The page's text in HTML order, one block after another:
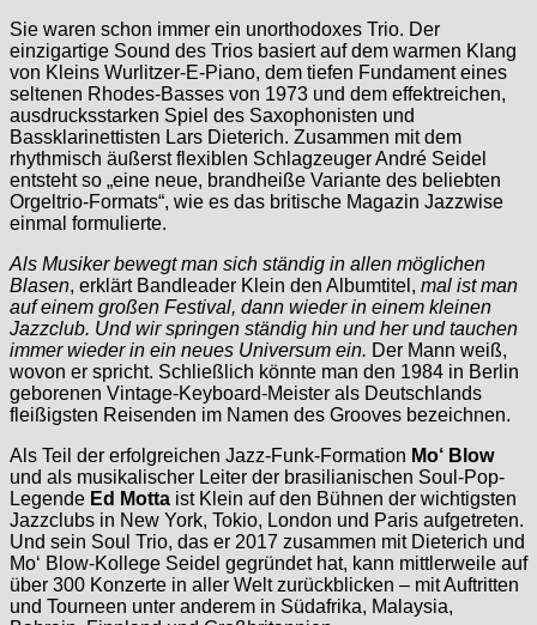
Sie waren schon immer ein unorthodoxes Trio. Der
einzigartige Sound des Trios basiert auf dem warmen Klang
von Kleins Wurlitzer-E-Piano, dem tiefen Fundament eines
seltenen Rhodes-Basses von 1973 und dem effektreichen,
ausdrucksstarken Spiel des Saxophonisten und
Bassklarinettisten Lars Dieterich. Zusammen mit dem
rhythmisch äußerst flexiblen Schlagzeuger André Seidel
entsteht so „eine neue, brandheiße Variante des beliebten
Orgeltrio-Formats“, wie es das britische Magazin Jazzwise
einmal formulierte.
Als Musiker bewegt man sich ständig in allen möglichen
Blasen, erklärt Bandleader Klein den Albumtitel, mal ist man
auf einem großen Festival, dann wieder in einem kleinen
Jazzclub. Und wir springen ständig hin und her und tauchen
immer wieder in ein neues Universum ein. Der Mann weiß,
wovon er spricht. Schließlich könnte man den 1984 in Berlin
geborenen Vintage-Keyboard-Meister als Deutschlands
fleißigsten Reisenden im Namen des Grooves bezeichnen.
Als Teil der erfolgreichen Jazz-Funk-Formation Mo‘ Blow
und als musikalischer Leiter der brasilianischen Soul-Pop-
Legende Ed Motta ist Klein auf den Bühnen der wichtigsten
Jazzclubs in New York, Tokio, London und Paris aufgetreten.
Und sein Soul Trio, das er 2017 zusammen mit Dieterich und
Mo‘ Blow-Kollege Seidel gegründet hat, kann mittlerweile auf
über 300 Konzerte in aller Welt zurückblicken – mit Auftritten
und Tourneen unter anderem in Südafrika, Malaysia,